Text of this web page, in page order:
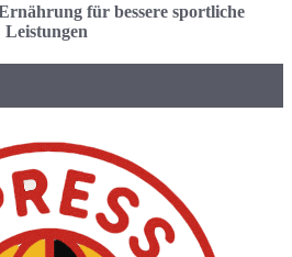
für bessere sportliche
Leistungen